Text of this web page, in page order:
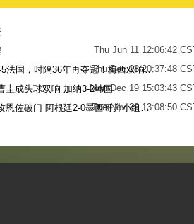
Thu Jun 11 12:06:42
Thu Dec 28 20:37:48
世界杯-阿根廷点球7-5法国，时隔36年再夺冠！梅西双响姆巴佩戴帽
Mon Dec 19 15:03:43
圭成头球双响 加纳3-2韩国
Tue Nov 29 13:08:50
梅西无解贴地斩+助攻恩佐破门 阿根廷2-0墨西哥升小组第二